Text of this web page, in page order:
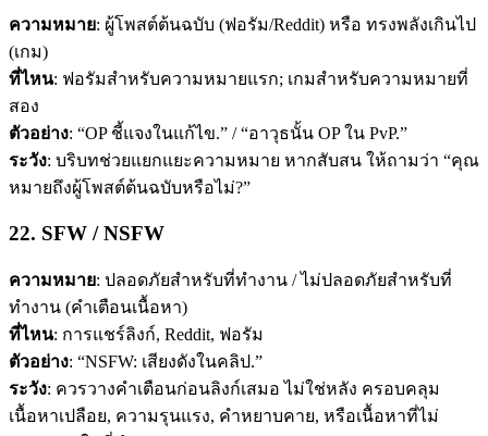
ความหมาย: ผู้โพสต์ต้นฉบับ (ฟอรัม/Reddit) หรือ ทรงพลังเกินไป
(เกม)
ที่ไหน: ฟอรัมสำหรับความหมายแรก; เกมสำหรับความหมายที่
สอง
ตัวอย่าง: “OP ชี้แจงในแก้ไข.” / “อาวุธนั้น OP ใน PvP.”
ระวัง: บริบทช่วยแยกแยะความหมาย หากสับสน ให้ถามว่า “คุณ
หมายถึงผู้โพสต์ต้นฉบับหรือไม่?”
22. SFW / NSFW
ความหมาย: ปลอดภัยสำหรับที่ทำงาน / ไม่ปลอดภัยสำหรับที่
ทำงาน (คำเตือนเนื้อหา)
ที่ไหน: การแชร์ลิงก์, Reddit, ฟอรัม
ตัวอย่าง: “NSFW: เสียงดังในคลิป.”
ระวัง: ควรวางคำเตือนก่อนลิงก์เสมอ ไม่ใช่หลัง ครอบคลุม
เนื้อหาเปลือย, ความรุนแรง, คำหยาบคาย, หรือเนื้อหาที่ไม่